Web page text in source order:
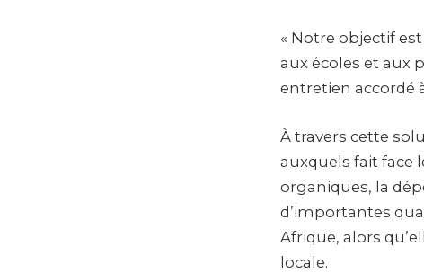
« Notre objectif
aux écoles et aux
entretien accordé
À travers cette
auxquels fait face
organiques, la
d’importantes
Afrique, alors
locale.